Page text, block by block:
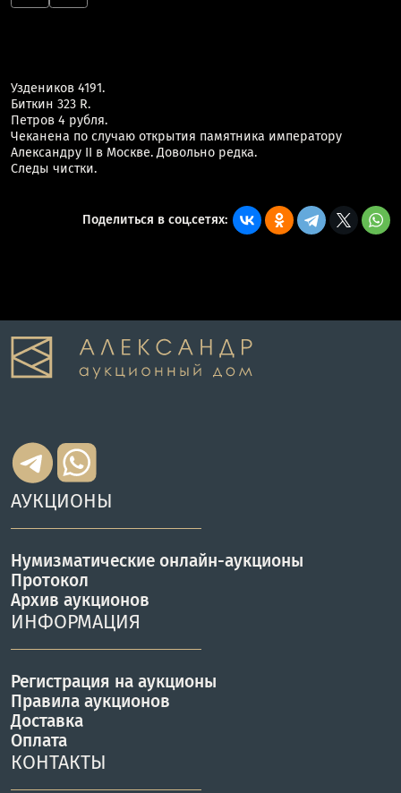
Уздеников 4191.
Биткин 323 R.
Петров 4 рубля.
Чеканена по случаю открытия памятника императору
Александру II в Москве. Довольно редка.
Следы чистки.
Поделиться в соц.сетях:
АУКЦИОНЫ
Нумизматические онлайн-аукционы
Протокол
Архив аукционов
ИНФОРМАЦИЯ
Регистрация на аукционы
Правила аукционов
Доставка
Оплата
КОНТАКТЫ